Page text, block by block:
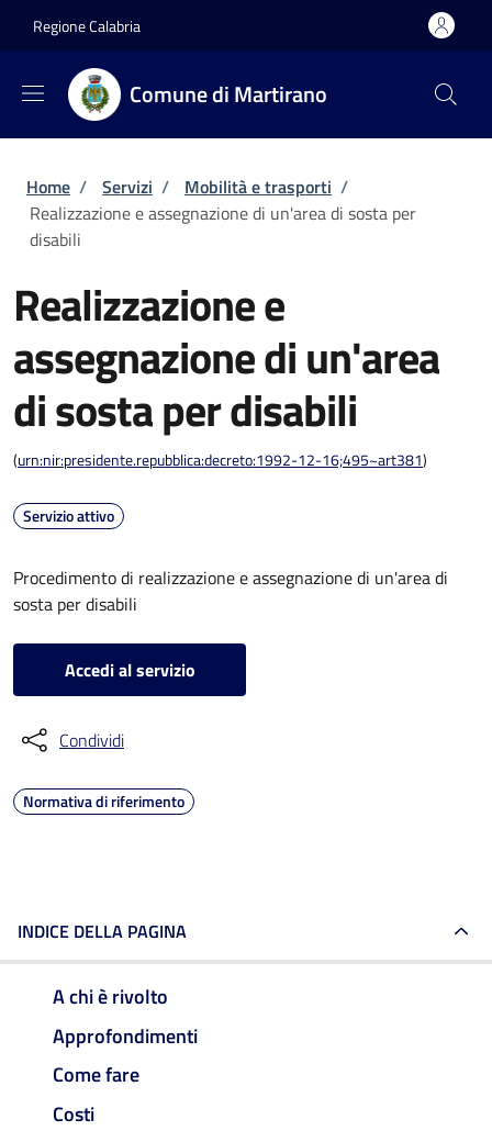
Regione Calabria
Comune di Martirano
Briciole di pane
Home / Servizi / Mobilità e trasporti /
Realizzazione e assegnazione di un'area di sosta per
disabili
Realizzazione e
assegnazione di un'area
di sosta per disabili
(urn:nir:presidente.repubblica:decreto:1992-12-16;495~art381)
Servizio attivo
Procedimento di realizzazione e assegnazione di un'area di
sosta per disabili
Accedi al servizio
Condividi
Normativa di riferimento
INDICE DELLA PAGINA
A chi è rivolto
Approfondimenti
Come fare
Costi